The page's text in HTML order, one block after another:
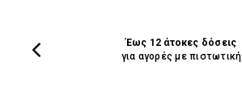
Έως 12 άτοκες δόσεις
για αγορές με πιστωτική